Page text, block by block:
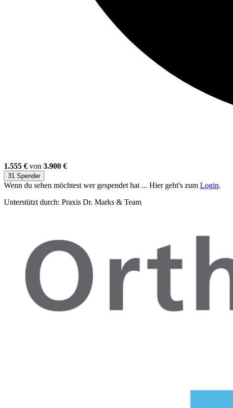
1.555 € von 3.900 €
31 Spender
Wenn du sehen möchtest wer gespendet hat ... Hier geht's zum Login.
Unterstützt durch: Praxis Dr. Marks & Team